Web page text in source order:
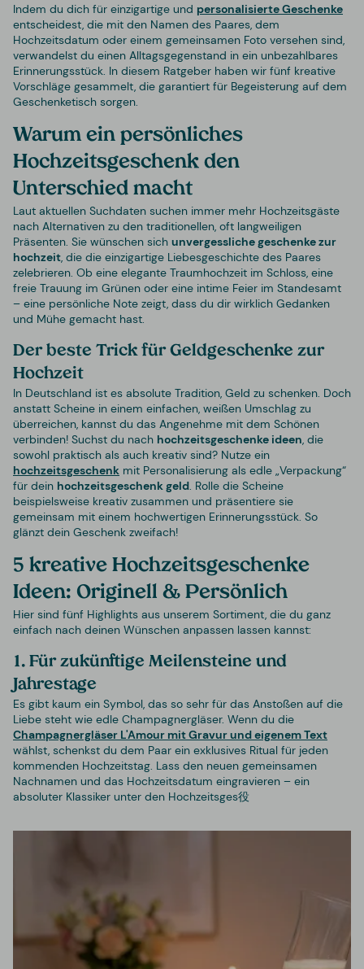
Indem du dich für einzigartige und personalisierte Geschenke
entscheidest, die mit den Namen des Paares, dem
Hochzeitsdatum oder einem gemeinsamen Foto versehen sind,
verwandelst du einen Alltagsgegenstand in ein unbezahlbares
Erinnerungsstück. In diesem Ratgeber haben wir fünf kreative
Vorschläge gesammelt, die garantiert für Begeisterung auf dem
Geschenketisch sorgen.
Warum ein persönliches
Hochzeitsgeschenk den
Unterschied macht
Laut aktuellen Suchdaten suchen immer mehr Hochzeitsgäste
nach Alternativen zu den traditionellen, oft langweiligen
Präsenten. Sie wünschen sich unvergessliche geschenke zur
hochzeit, die die einzigartige Liebesgeschichte des Paares
zelebrieren. Ob eine elegante Traumhochzeit im Schloss, eine
freie Trauung im Grünen oder eine intime Feier im Standesamt
– eine persönliche Note zeigt, dass du dir wirklich Gedanken
und Mühe gemacht hast.
Der beste Trick für Geldgeschenke zur
Hochzeit
In Deutschland ist es absolute Tradition, Geld zu schenken. Doch
anstatt Scheine in einem einfachen, weißen Umschlag zu
überreichen, kannst du das Angenehme mit dem Schönen
verbinden! Suchst du nach hochzeitsgeschenke ideen, die
sowohl praktisch als auch kreativ sind? Nutze ein
hochzeitsgeschenk mit Personalisierung als edle „Verpackung“
für dein hochzeitsgeschenk geld. Rolle die Scheine
beispielsweise kreativ zusammen und präsentiere sie
gemeinsam mit einem hochwertigen Erinnerungsstück. So
glänzt dein Geschenk zweifach!
5 kreative Hochzeitsgeschenke
Ideen: Originell & Persönlich
Hier sind fünf Highlights aus unserem Sortiment, die du ganz
einfach nach deinen Wünschen anpassen lassen kannst:
1. Für zukünftige Meilensteine und
Jahrestage
Es gibt kaum ein Symbol, das so sehr für das Anstoßen auf die
Liebe steht wie edle Champagnergläser. Wenn du die
Champagnergläser L'Amour mit Gravur und eigenem Text
wählst, schenkst du dem Paar ein exklusives Ritual für jeden
kommenden Hochzeitstag. Lass den neuen gemeinsamen
Nachnamen und das Hochzeitsdatum eingravieren – ein
absoluter Klassiker unter den Hochzeitsges役